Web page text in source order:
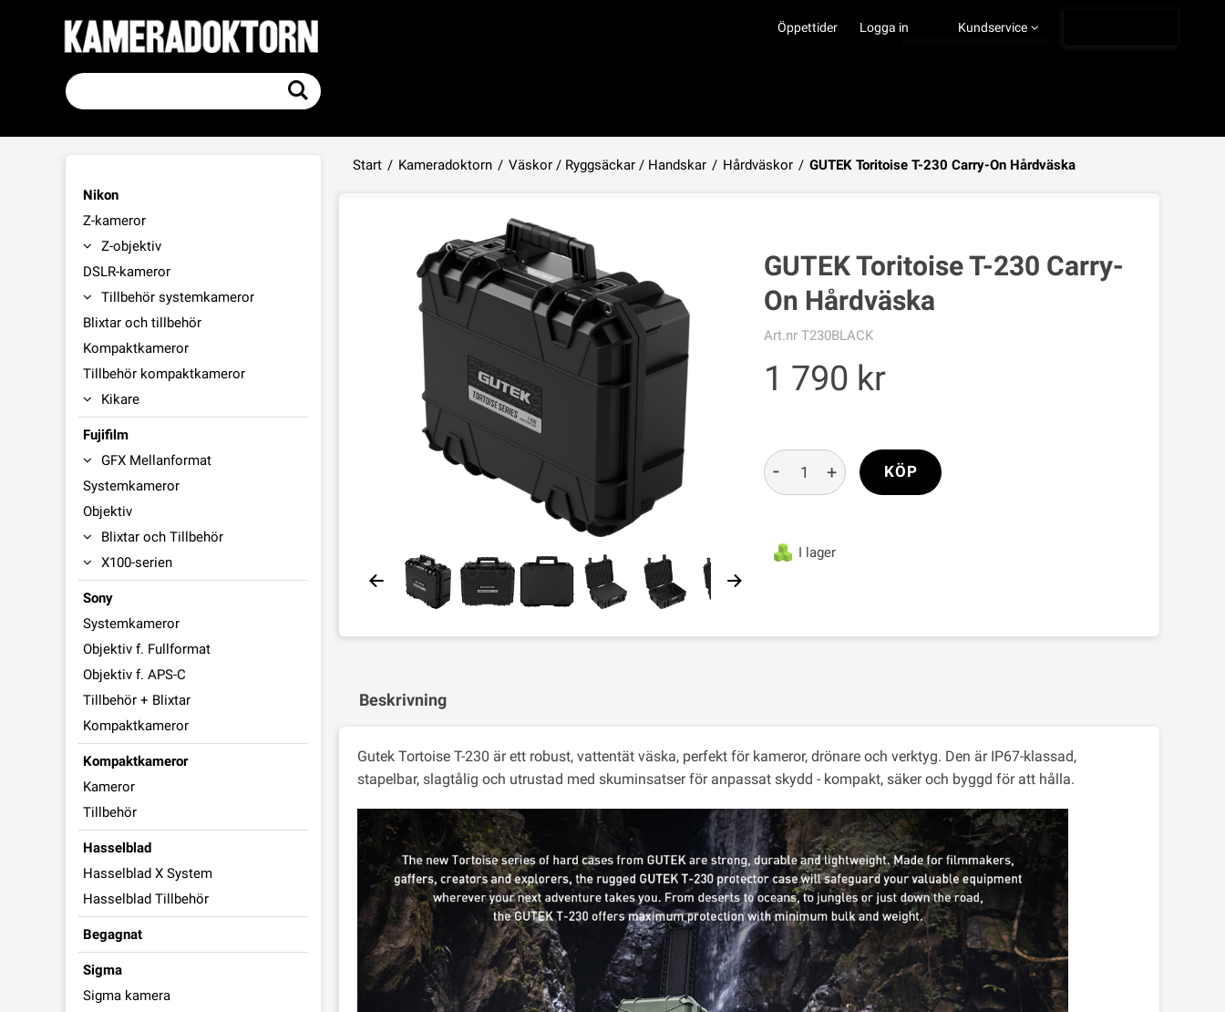
Öppettider Kundservice
Ångra köp
Logga in
Start / Kameradoktorn / Väskor / Ryggsäckar / Handskar / Hårdväskor / GUTEK Toritoise T-230 Carry-On Hårdväska
Nikon
Z-kameror
Z-objektiv
DSLR-kameror
Tillbehör systemkameror
Blixtar och tillbehör
Kompaktkameror
Tillbehör kompaktkameror
Kikare
Fujifilm
GFX Mellanformat
Systemkameror
Objektiv
Blixtar och Tillbehör
X100-serien
Sony
Systemkameror
Objektiv f. Fullformat
Objektiv f. APS-C
Tillbehör + Blixtar
Kompaktkameror
Kompaktkameror
Kameror
Tillbehör
Hasselblad
Hasselblad X System
Hasselblad Tillbehör
Begagnat
Sigma
Sigma kamera
GUTEK Toritoise T-230 Carry-
On Hårdväska
Art.nr T230BLACK
1 790
I lager
- + KÖP
Beskrivning
Gutek Tortoise T-230 är ett robust, vattentät väska, perfekt för kameror, drönare och verktyg. Den är IP67-klassad,
stapelbar, slagtålig och utrustad med skuminsatser för anpassat skydd - kompakt, säker och byggd för att hålla.